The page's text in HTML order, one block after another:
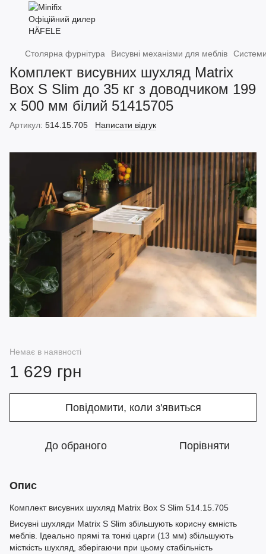
Столярна фурнітура Висувні механізми для меблів
Комплект висувних шухляд Matrix
Box S Slim до 35 кг з доводчиком 199
х 500 мм білий 51415705
Артикул: 514.15.705 Написати відгук
Немає в наявності
1 629 грн
Повідомити, коли з'явиться
До обраного Порівняти
Опис
Комплект висувних шухляд Matrix Box S Slim 514.15.705
Висувні шухляди Matrix S Slim збільшують корисну ємність
меблів. Ідеально прямі та тонкі царги (13 мм) збільшують
місткість шухляд, зберігаючи при цьому стабільність